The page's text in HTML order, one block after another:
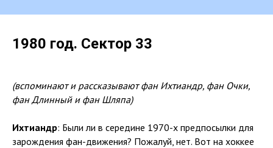
1980 год. Сектор 33
(вспоминают и рассказывают фан Ихтиандр, фан Очки,
фан Длинный и фан Шляпа)
Ихтиандр: Были ли в середине 1970-х предпосылки для
зарождения фан-движения? Пожалуй, нет. Вот на хоккее